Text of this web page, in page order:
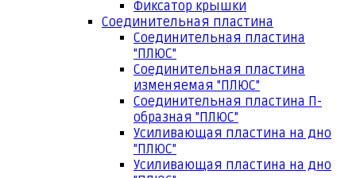
Фиксатор крышки
Соединительная пластина
Соединительная пластина
"ПЛЮС"
Соединительная пластина
изменяемая "ПЛЮС"
Соединительная пластина П-
образная "ПЛЮС"
Усиливающая пластина на дно
"ПЛЮС"
Усиливающая пластина на дно